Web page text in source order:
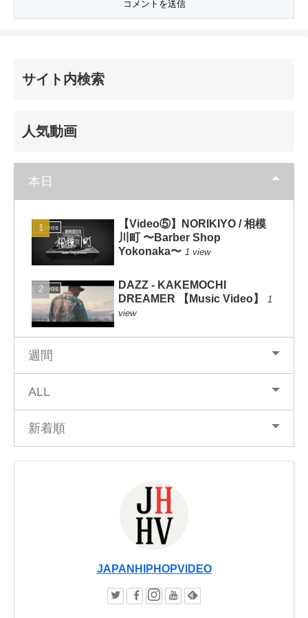
サイト内検索
人気動画
本日
Videos
【Video⑤】NORIKIYO / 相模
川町 〜Barber Shop
Yokonaka〜 1 view
Videos
DAZZ - KAKEMOCHI
DREAMER 【Music Video】
1
view
週間
ALL
新着順
JAPANHIPHOPVIDEO